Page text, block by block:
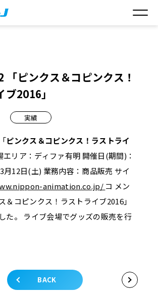
ピンクス＆コピンクス！
2016」
実績
ピンクス＆コピンクス！ラストライ
エリア：ディファ有明 開催日(期間)：
月12日(土) 業務内容：商品販売 サイ
animation.co.jp/ コ メン
＆コピンクス！ラストライブ2016」
た。 ライブ会場でグッズの販売を行
BACK